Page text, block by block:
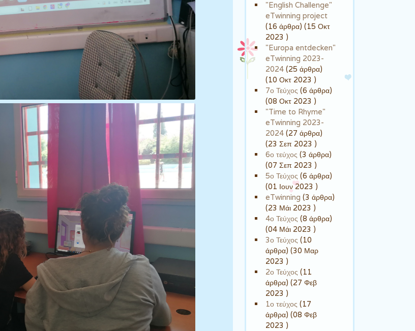
"English Challenge"
eTwinning project
(16 άρθρα) (15 Οκτ
2023 )
"Europa entdecken"
eTwinning 2023-
2024 (25 άρθρα)
(10 Οκτ 2023 )
7ο Τεύχος (6 άρθρα)
(08 Οκτ 2023 )
"Time to Rhyme"
eTwinning 2023-
2024 (27 άρθρα)
(23 Σεπ 2023 )
6ο τεύχος (3 άρθρα)
(07 Σεπ 2023 )
5ο Τεύχος (6 άρθρα)
(01 Ιουν 2023 )
eTwinning (3 άρθρα)
(23 Μάι 2023 )
4ο Τεύχος (8 άρθρα)
(04 Μάι 2023 )
3ο Τεύχος (10
άρθρα) (30 Μαρ
2023 )
2ο Τεύχος (11
άρθρα) (27 Φεβ
2023 )
1ο τεύχος (17
άρθρα) (08 Φεβ
2023 )